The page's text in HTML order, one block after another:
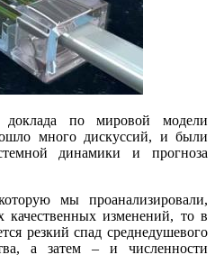
доклада по мировой модели
много дискуссий, и были
динамики и прогноза
мы проанализировали,
качественных изменений, то в
резкий спад среднедушевого
а затем – и численности